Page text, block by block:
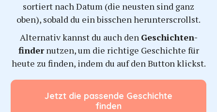
sortiert nach Datum (die neusten sind ganz
oben), sobald du ein bisschen herunterscrollst.
Alternativ kannst du auch den Geschichten­
findernutzen, um die richtige Geschichte für
heute zu finden, indem du auf den Button klickst.
Jetzt die passende Geschichte
finden